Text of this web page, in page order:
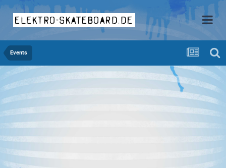
elektro-skateboard.de
Events